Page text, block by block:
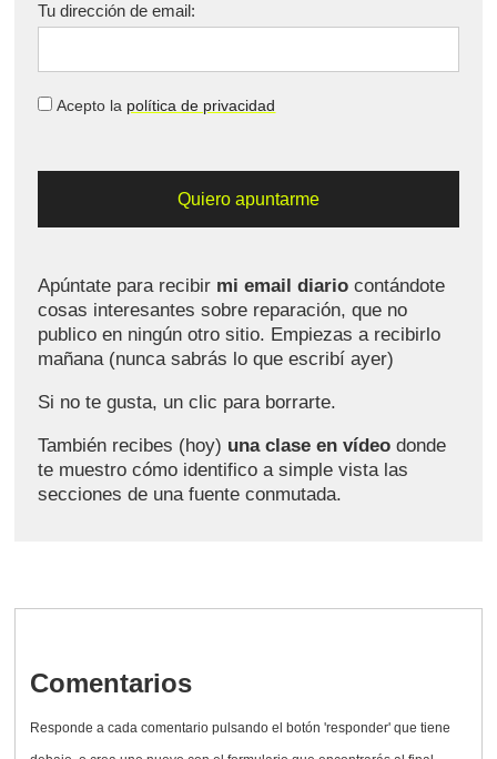
Tu dirección de email:
Acepto la política de privacidad
Apúntate para recibir mi email diario contándote
cosas interesantes sobre reparación, que no
publico en ningún otro sitio. Empiezas a recibirlo
mañana (nunca sabrás lo que escribí ayer)
Si no te gusta, un clic para borrarte.
También recibes (hoy) una clase en vídeo donde
te muestro cómo identifico a simple vista las
secciones de una fuente conmutada.
Comentarios